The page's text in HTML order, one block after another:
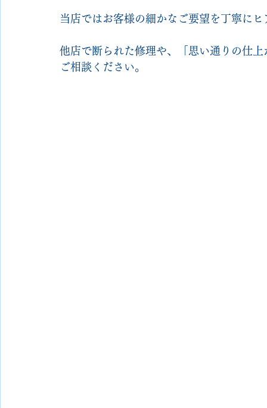
当店ではお客様の細かなご要望を丁寧に
他店で断られた修理や、「思い通りの仕
ご相談ください。